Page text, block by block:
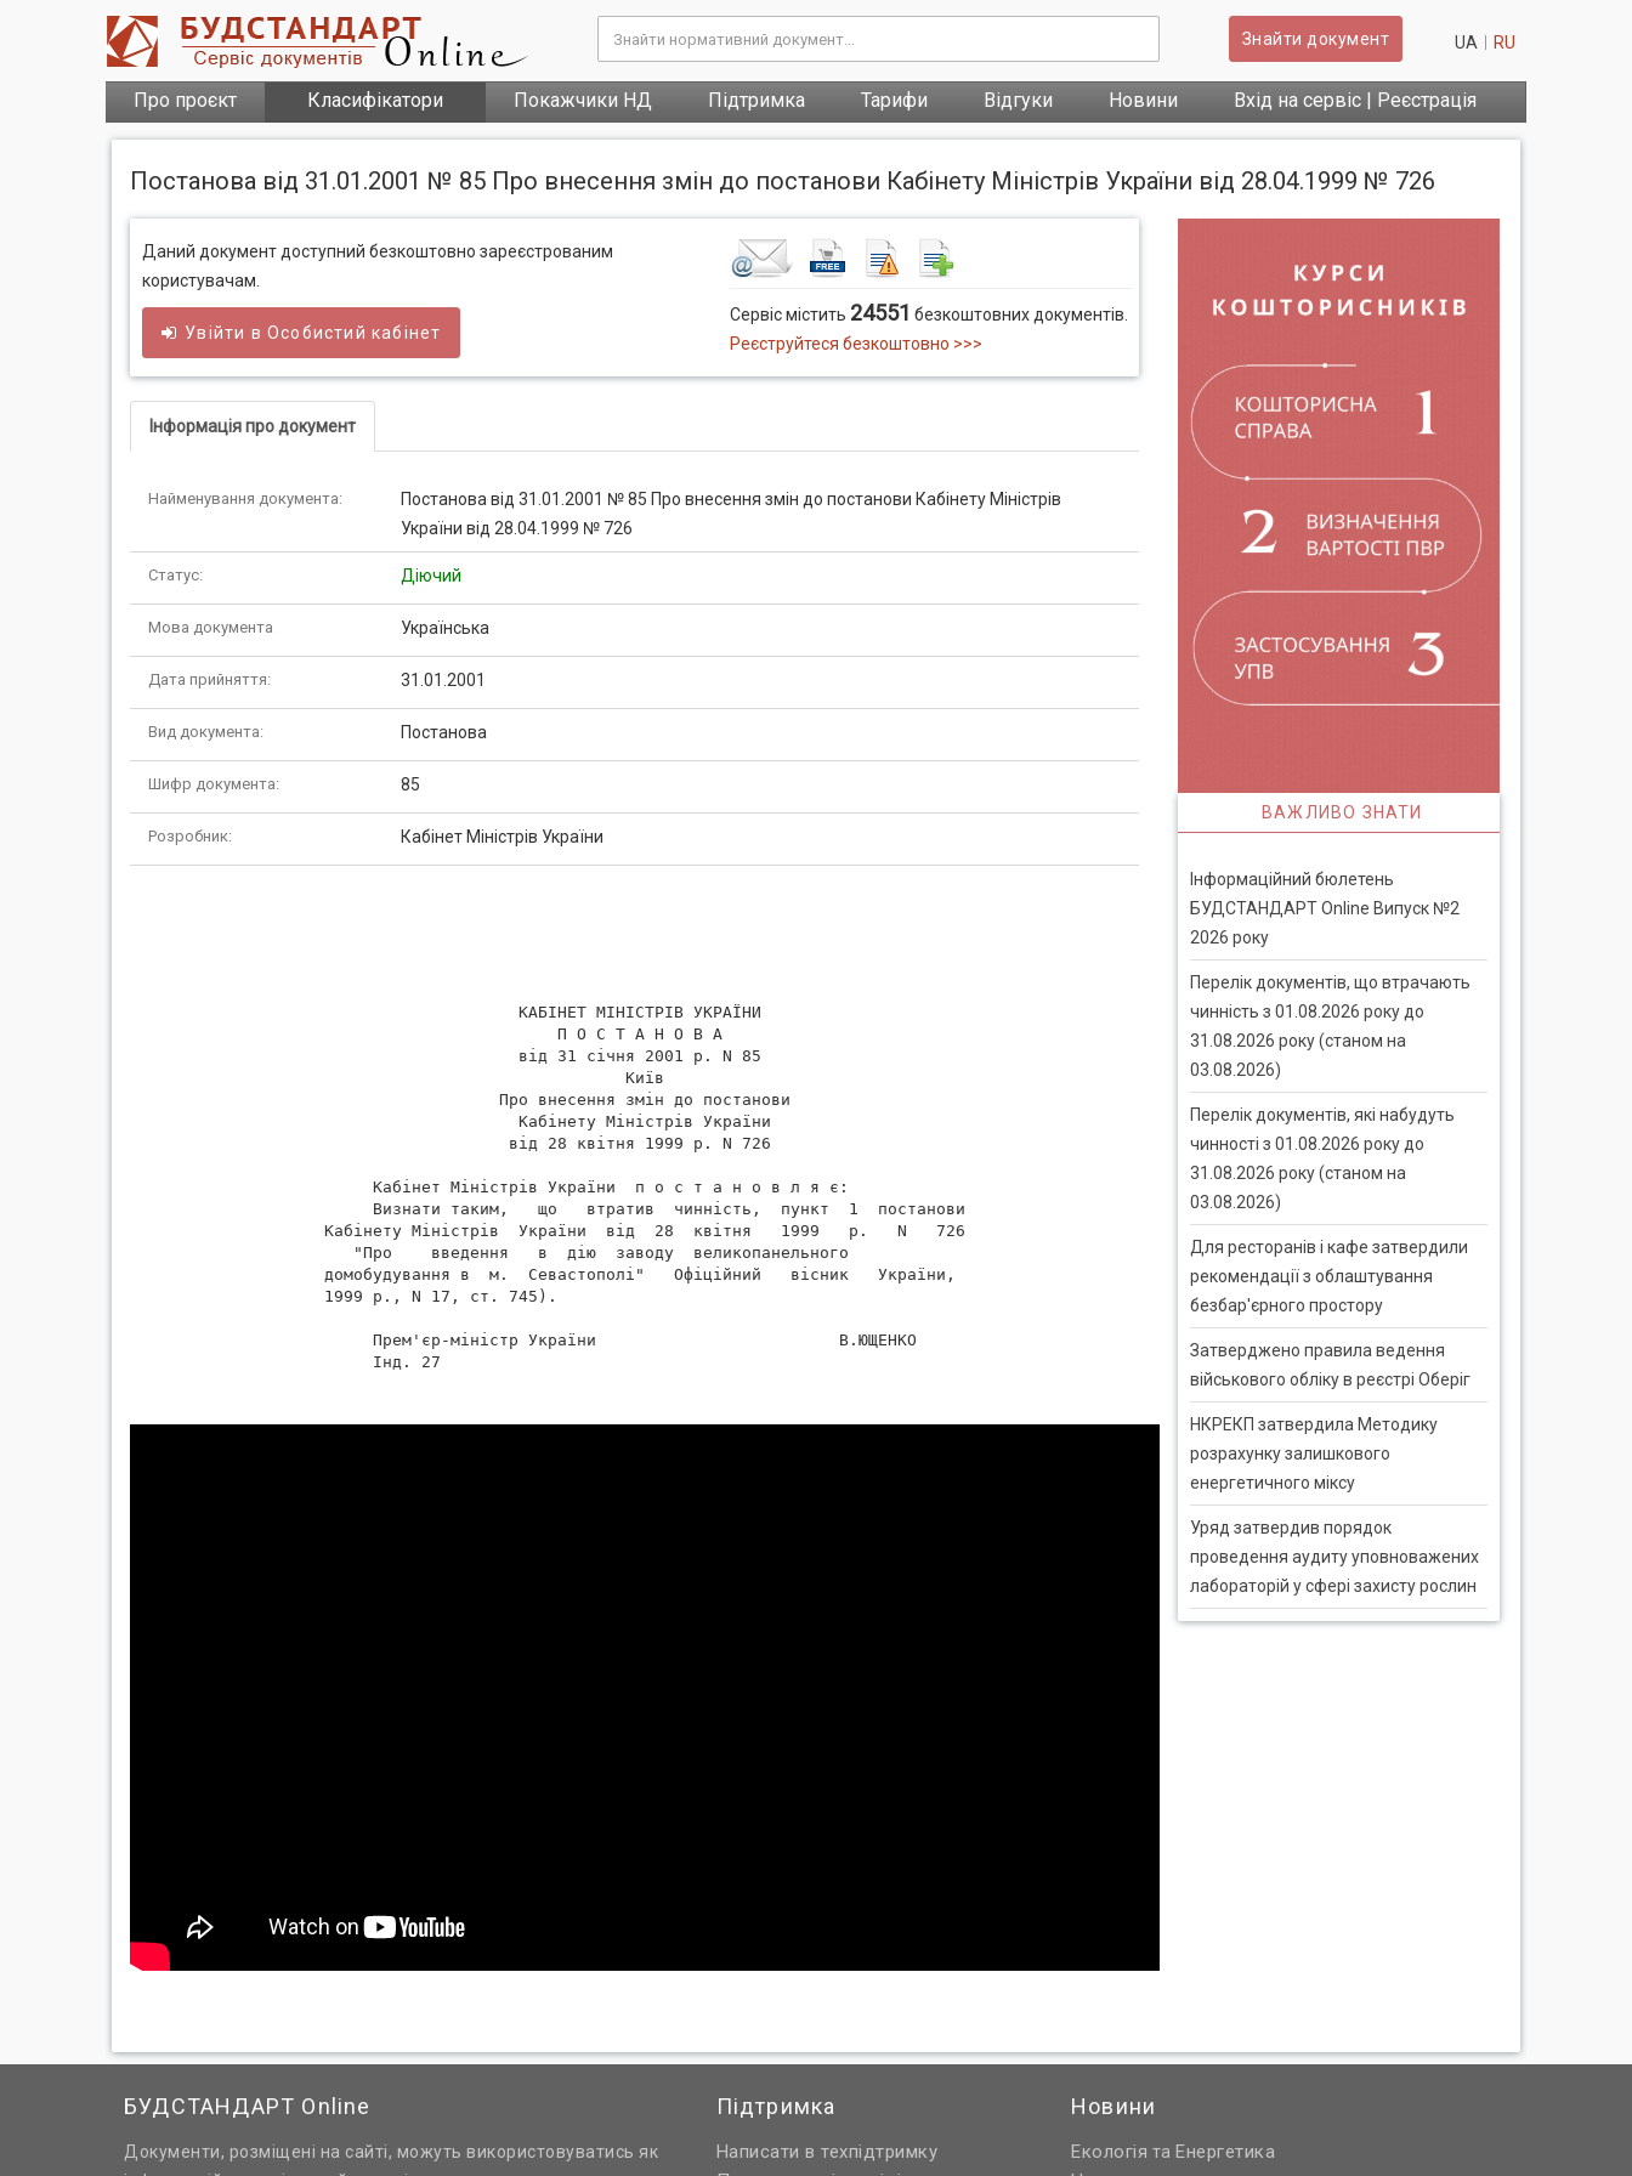
Знайти документ UA RU
Про проєкт Класифікатори Покажчики НД Підтримка Тарифи Відгуки Новини Вхід на сервіс | Реєстрація
Постанова від 31.01.2001 № 85 Про внесення змін до постанови Кабінету Міністрів України від 28.04.1999 № 726
Даний документ доступний безкоштовно зареєстрованим
користувачам.
Увійти вОсобистий кабінет
Сервіс містить 24551 безкоштовних документів.
Реєструйтеся безкоштовно >>>
Інформація про документ
Найменування документа:
Постанова від 31.01.2001 № 85 Про внесення змін до постанови Кабінету Міністрів
України від 28.04.1999 № 726
Статус: Діючий
Мова документа Українська
Дата прийняття: 31.01.2001
Вид документа: Постанова
Шифр документа: 85
Розробник: Кабінет Міністрів України
                    КАБІНЕТ МІНІСТРІВ УКРАЇНИ
                        П О С Т А Н О В А
                    від 31 січня 2001 р. N 85
                               Київ
                  Про внесення змін до постанови
                    Кабінету Міністрів України
                   від 28 квітня 1999 р. N 726
     Кабінет Міністрів України  п о с т а н о в л я є:
     Визнати таким,   що   втратив  чинність,  пункт  1  постанови
Кабінету Міністрів  України  від  28  квітня   1999   р.   N   726
   "Про    введення   в  дію  заводу  великопанельного
домобудування в  м.  Севастополі"   Офіційний   вісник   України,
1999 р., N 17, ст. 745).
     Прем'єр-міністр України                         В.ЮЩЕНКО
     Інд. 27
ВАЖЛИВО ЗНАТИ
Інформаційний бюлетень
БУДСТАНДАРТ Online Випуск №2
2026 року
Перелік документів, що втрачають
чинність з 01.08.2026 року до
31.08.2026 року (станом на
03.08.2026)
Перелік документів, які набудуть
чинності з 01.08.2026 року до
31.08.2026 року (станом на
03.08.2026)
Для ресторанів і кафе затвердили
рекомендації з облаштування
безбар'єрного простору
Затверджено правила ведення
військового обліку в реєстрі Оберіг
НКРЕКП затвердила Методику
розрахунку залишкового
енергетичного міксу
Уряд затвердив порядок
проведення аудиту уповноважених
лабораторій у сфері захисту рослин
БУДСТАНДАРТ Online
Документи, розміщені на сайті, можуть використовуватись як
Підтримка
Написати в техпідтримку
Новини
Екологія та Енергетика